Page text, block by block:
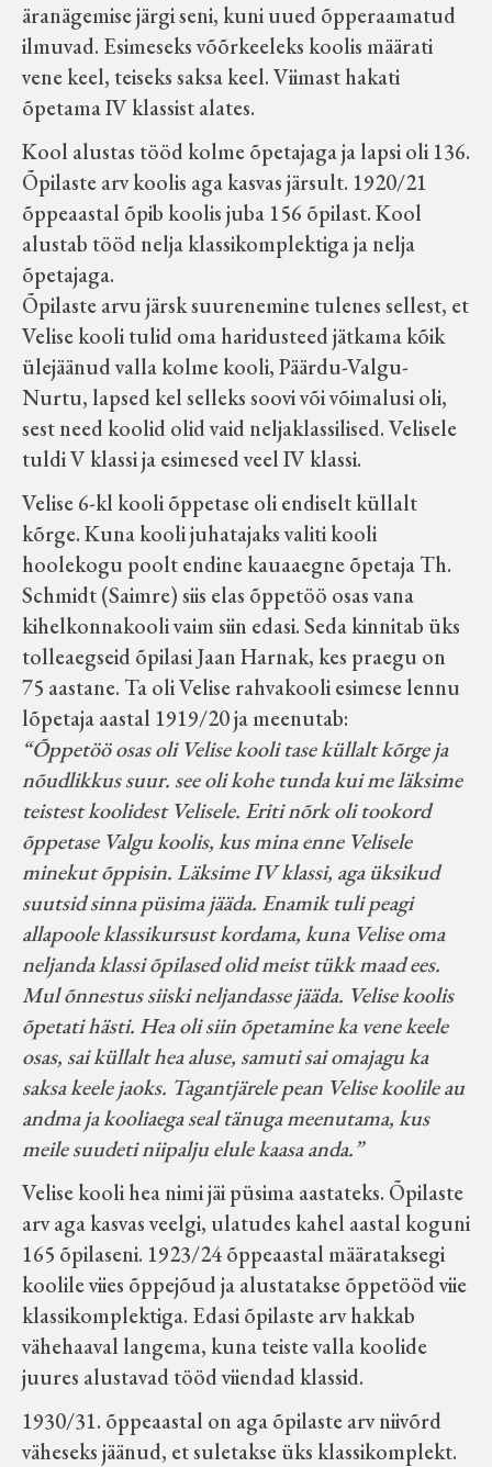
Velise kultuuri ja hariduse selts
Virtuaalnäitused
Otsi
Tagasiside
Koduleht on teoks saanud tänu Sillaotsa
Muuseumisõprade Seltsingu, Kohaliku
Omaalgatuse Programmi ja Märjamaa
Vallavalitsuse abile.
äranägemise järgi seni, kuni uued õpperaamatud
ilmuvad. Esimeseks võõrkeeleks koolis määrati
vene keel, teiseks saksa keel. Viimast hakati
õpetama IV klassist alates.
Kool alustas tööd kolme õpetajaga ja lapsi oli 136.
Õpilaste arv koolis aga kasvas järsult. 1920/21
õppeaastal õpib koolis juba 156 õpilast. Kool
alustab tööd nelja klassikomplektiga ja nelja
õpetajaga.
Õpilaste arvu järsk suurenemine tulenes sellest, et
Velise kooli tulid oma haridusteed jätkama kõik
ülejäänud valla kolme kooli, Päärdu-Valgu-
Nurtu, lapsed kel selleks soovi või võimalusi oli,
sest need koolid olid vaid neljaklassilised. Velisele
tuldi V klassi ja esimesed veel IV klassi.
Velise 6-kl kooli õppetase oli endiselt küllalt
kõrge. Kuna kooli juhatajaks valiti kooli
hoolekogu poolt endine kauaaegne õpetaja Th.
Schmidt (Saimre) siis elas õppetöö osas vana
kihelkonnakooli vaim siin edasi. Seda kinnitab üks
tolleaegseid õpilasi Jaan Harnak, kes praegu on
75 aastane. Ta oli Velise rahvakooli esimese lennu
lõpetaja aastal 1919/20 ja meenutab:
“Õppetöö osas oli Velise kooli tase küllalt kõrge ja
nõudlikkus suur. see oli kohe tunda kui me läksime
teistest koolidest Velisele. Eriti nõrk oli tookord
õppetase Valgu koolis, kus mina enne Velisele
minekut õppisin. Läksime IV klassi, aga üksikud
suutsid sinna püsima jääda. Enamik tuli peagi
allapoole klassikursust kordama, kuna Velise oma
neljanda klassi õpilased olid meist tükk maad ees.
Mul õnnestus siiski neljandasse jääda. Velise koolis
õpetati hästi. Hea oli siin õpetamine ka vene keele
osas, sai küllalt hea aluse, samuti sai omajagu ka
saksa keele jaoks. Tagantjärele pean Velise koolile au
andma ja kooliaega seal tänuga meenutama, kus
meile suudeti niipalju elule kaasa anda.”
Velise kooli hea nimi jäi püsima aastateks. Õpilaste
arv aga kasvas veelgi, ulatudes kahel aastal koguni
165 õpilaseni. 1923/24 õppeaastal määrataksegi
koolile viies õppejõud ja alustatakse õppetööd viie
klassikomplektiga. Edasi õpilaste arv hakkab
vähehaaval langema, kuna teiste valla koolide
juures alustavad tööd viiendad klassid.
1930/31. õppeaastal on aga õpilaste arv niivõrd
väheseks jäänud, et suletakse üks klassikomplekt.